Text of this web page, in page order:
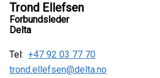
Trond Ellefsen
Forbundsleder
Delta
Tel: +47 92 03 77 70
trond.ellefsen@delta.no